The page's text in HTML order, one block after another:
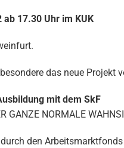
17.30 Uhr im KUK
das neue Projekt
mit dem SkF
GANZE NORMALE
den